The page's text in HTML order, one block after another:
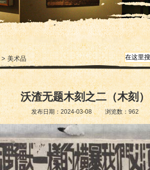
>美术品
沃渣无题木刻之二（木刻）
发布日期：2024-03-08 浏览数： 962